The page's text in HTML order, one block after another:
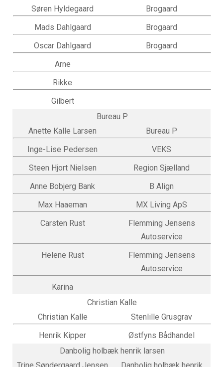
Søren Hyldegaard
Brogaard
Mads Dahlgaard
Brogaard
Oscar Dahlgaard
Brogaard
Arne
Rikke
Gilbert
Bureau P
Anette Kalle Larsen
Bureau P
Inge-Lise Pedersen
VEKS
Steen Hjort Nielsen
Region Sjælland
Anne Bobjerg Bank
B Align
Max Haaeman
MX Living ApS
Carsten Rust
Flemming Jensens
Autoservice
Helene Rust
Flemming Jensens
Autoservice
Karina
Christian Kalle
Christian Kalle
Stenlille Grusgrav
Henrik Kipper
Østfyns Bådhandel
Danbolig holbæk henrik larsen